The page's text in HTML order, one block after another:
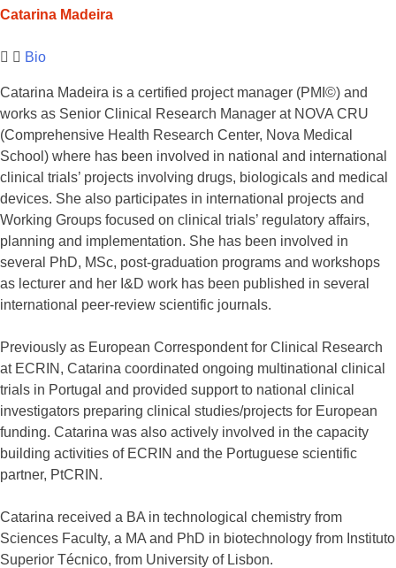
Catarina Madeira
Bio
Catarina Madeira is a certified project manager (PMI©) and
works as Senior Clinical Research Manager at NOVA CRU
(Comprehensive Health Research Center, Nova Medical
School) where has been involved in national and international
clinical trials’ projects involving drugs, biologicals and medical
devices. She also participates in international projects and
Working Groups focused on clinical trials’ regulatory affairs,
planning and implementation. She has been involved in
several PhD, MSc, post-graduation programs and workshops
as lecturer and her I&D work has been published in several
international peer-review scientific journals.
Previously as European Correspondent for Clinical Research
at ECRIN, Catarina coordinated ongoing multinational clinical
trials in Portugal and provided support to national clinical
investigators preparing clinical studies/projects for European
funding. Catarina was also actively involved in the capacity
building activities of ECRIN and the Portuguese scientific
partner, PtCRIN.
Catarina received a BA in technological chemistry from
Sciences Faculty, a MA and PhD in biotechnology from Instituto
Superior Técnico, from University of Lisbon.